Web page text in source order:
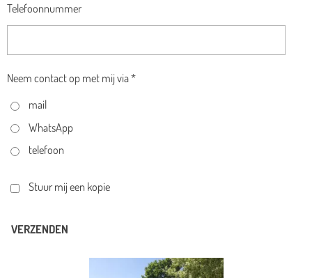
Telefoonnummer
Neem contact op met mij via *
mail
WhatsApp
telefoon
Stuur mij een kopie
VERZENDEN